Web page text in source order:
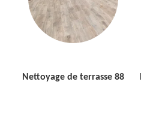
Nettoyage de terrasse 88